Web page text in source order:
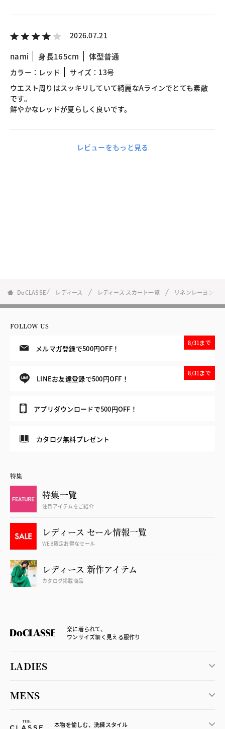
2026.07.21
nami 身長165cm 体型普通
カラー：レッド
サイズ：13号
ウエスト周りはスッキリしていて綺麗なAラインでとても素敵
です。
鮮やかなレッドが夏らしく良いです。
レビューをもっと見る
DoCLASSE レディース レディース スカート一覧 リネンレーヨン・
FOLLOW US
メルマガ登録で500円OFF！
8/31まで
LINEお友達登録で500円OFF！
8/31まで
アプリダウンロードで500円OFF！
カタログ無料プレゼント
特集
特集一覧
注目アイテムをご紹介
レディース セール情報一覧
WEB限定お得なセール
レディース 新作アイテム
カタログ掲載商品
楽に着られて、
ワンサイズ細く見える服作り
LADIES
MENS
本物を愉しむ、洗練スタイル